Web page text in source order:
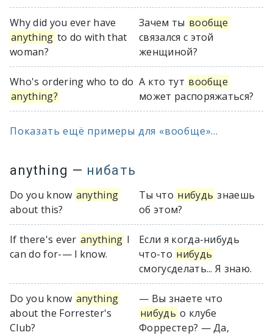
Why did you ever have
anything to do with that
woman?
Зачем ты вообще
связался с этой
женщиной?
Who's ordering who to do
anything?
А кто тут вообще
может распоряжаться?
Показать ещё примеры для «вообще»...
anything — нибать
Do you know anything
about this?
Ты что нибудь знаешь
об этом?
If there's ever anything I
can do for-— l know.
Если я когда-нибудь
что-то нибудь
смогусделать... Я знаю.
Do you know anything
about the Forrester's
Club?
— Вы знаете что
нибудь о клубе
Форрестер? — Да,